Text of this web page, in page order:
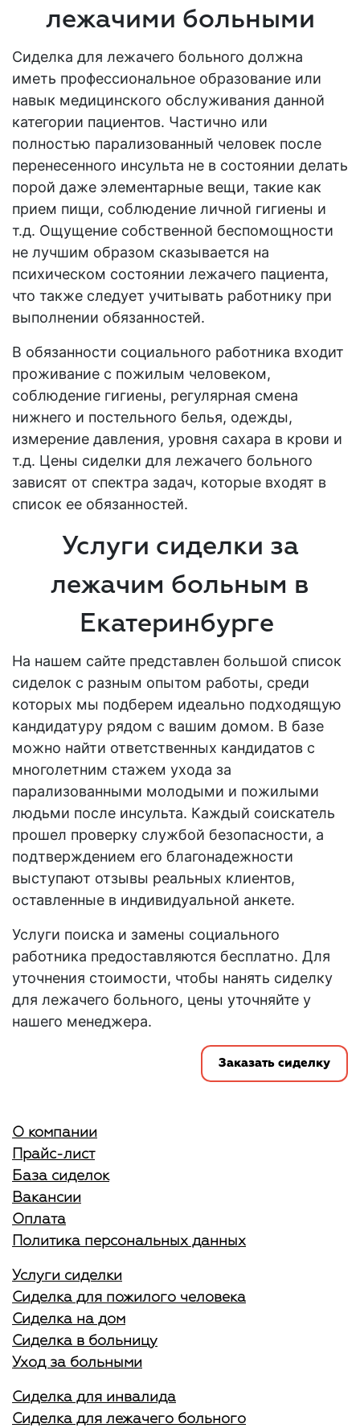
лежачими больными
Сиделка для лежачего больного должна
иметь профессиональное образование или
навык медицинского обслуживания данной
категории пациентов. Частично или
полностью парализованный человек после
перенесенного инсульта не в состоянии делать
порой даже элементарные вещи, такие как
прием пищи, соблюдение личной гигиены и
т.д. Ощущение собственной беспомощности
не лучшим образом сказывается на
психическом состоянии лежачего пациента,
что также следует учитывать работнику при
выполнении обязанностей.
В обязанности социального работника входит
проживание с пожилым человеком,
соблюдение гигиены, регулярная смена
нижнего и постельного белья, одежды,
измерение давления, уровня сахара в крови и
т.д. Цены сиделки для лежачего больного
зависят от спектра задач, которые входят в
список ее обязанностей.
Услуги сиделки за
лежачим больным в
Екатеринбурге
На нашем сайте представлен большой список
сиделок с разным опытом работы, среди
которых мы подберем идеально подходящую
кандидатуру рядом с вашим домом. В базе
можно найти ответственных кандидатов с
многолетним стажем ухода за
парализованными молодыми и пожилыми
людьми после инсульта. Каждый соискатель
прошел проверку службой безопасности, а
подтверждением его благонадежности
выступают отзывы реальных клиентов,
оставленные в индивидуальной анкете.
Услуги поиска и замены социального
работника предоставляются бесплатно. Для
уточнения стоимости, чтобы нанять сиделку
для лежачего больного, цены уточняйте у
нашего менеджера.
Заказать сиделку
О компании
Прайс-лист
База сиделок
Вакансии
Оплата
Политика персональных данных
Услуги сиделки
Сиделка для пожилого человека
Сиделка на дом
Сиделка в больницу
Уход за больными
Сиделка для инвалида
Сиделка для лежачего больного